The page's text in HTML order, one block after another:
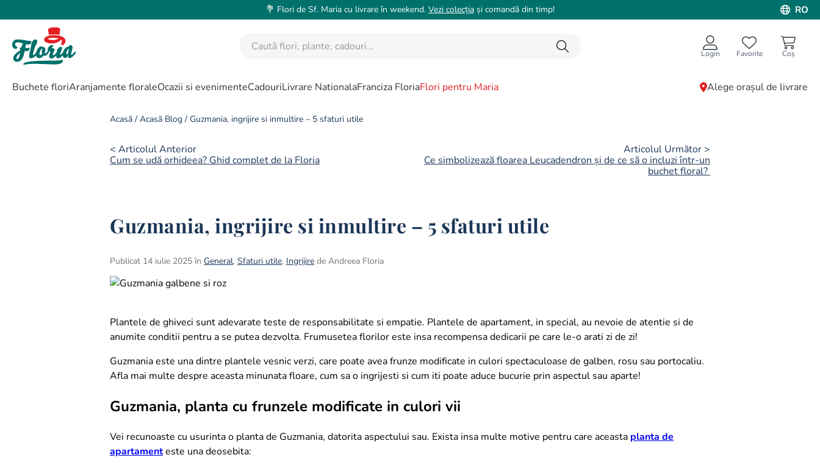
💐 Flori de Sf. Maria cu livrare în weekend. Vezi colecțiași comandă din timp! RO
Login Favorite
Buchete floriAranjamente floraleOcazii si evenimenteCadouriLivrare NationalaFranciza FloriaFlori pentru Maria Alege orașul de livrare
Acasă / Acasă Blog / Guzmania, ingrijire si inmultire – 5 sfaturi utile
< Articolul Anterior
Cum se udă orhideea? Ghid complet de la Floria
Articolul Următor >
Ce simbolizează floarea Leucadendron și de ce să o incluzi într-un
buchet floral?
Guzmania, ingrijire si inmultire – 5 sfaturi utile
Publicat 14 iulie 2025 în General, Sfaturi utile, Ingrijire de Andreea Floria
Plantele de ghiveci sunt adevarate teste de responsabilitate si empatie. Plantele de apartament, in special, au nevoie de atentie si de
anumite conditii pentru a se putea dezvolta. Frumusetea florilor este insa recompensa dedicarii pe care le-o arati zi de zi!
Guzmania este una dintre plantele vesnic verzi, care poate avea frunze modificate in culori spectaculoase de galben, rosu sau portocaliu.
Afla mai multe despre aceasta minunata floare, cum sa o ingrijesti si cum iti poate aduce bucurie prin aspectul sau aparte!
Guzmania, planta cu frunzele modificate in culori vii
Vei recunoaste cu usurinta o planta de Guzmania, datorita aspectului sau. Exista insa multe motive pentru care aceasta planta de
apartamenteste una deosebita: